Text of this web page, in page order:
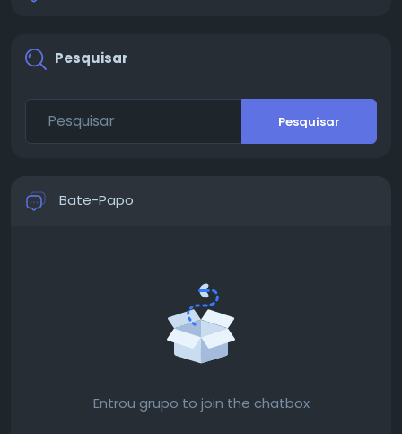
Pesquisar
Pesquisar
Bate-Papo
Entrou grupo to join the chatbox